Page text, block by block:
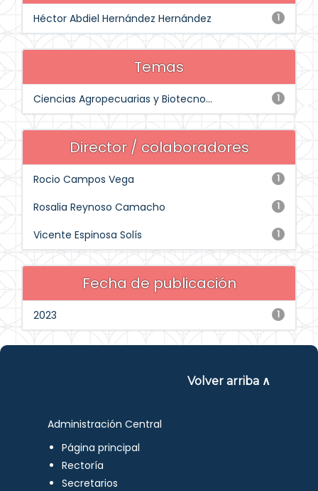
1
Héctor Abdiel Hernández Hernández
Temas
1
Ciencias Agropecuarias y Biotecno...
Director / colaboradores
1
Rocio Campos Vega
1
Rosalia Reynoso Camacho
1
Vicente Espinosa Solís
Fecha de publicación
1
2023
Volver arriba ∧
Administración Central
Página principal
Rectoría
Secretarios